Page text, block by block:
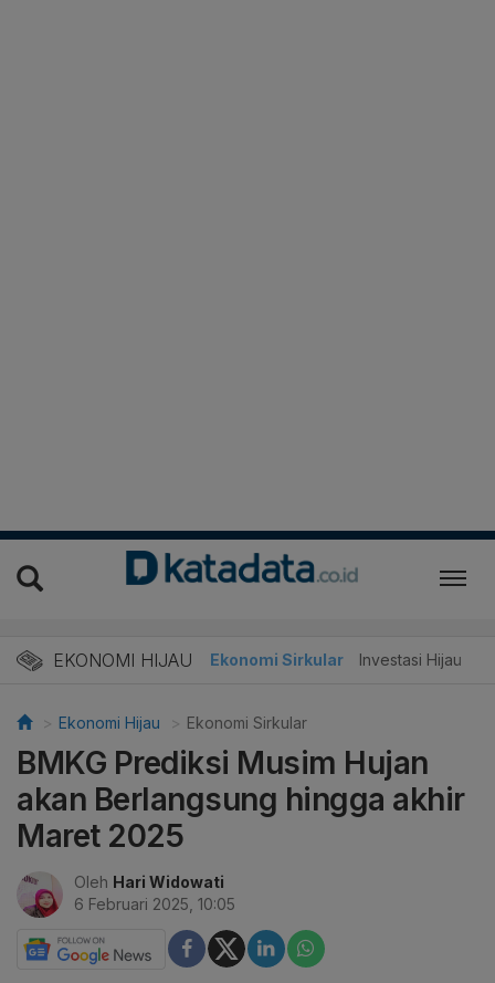
EKONOMI HIJAU
Energi Baru Ekonomi Sirkular Investasi Hijau
Ekonomi Hijau Ekonomi Sirkular
BMKG Prediksi Musim Hujan
akan Berlangsung hingga akhir
Maret 2025
Oleh Hari Widowati
6 Februari 2025, 10:05